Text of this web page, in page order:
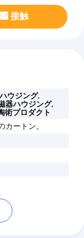
接触
ウジング,
器ハウジング,
プロダクト
カートン。